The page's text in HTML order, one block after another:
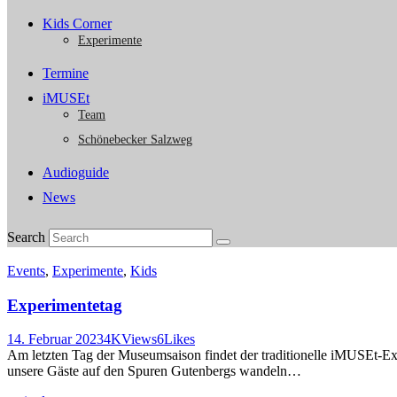
Kids Corner
Experimente
Termine
iMUSEt
Team
Schönebecker Salzweg
Audioguide
News
Search
Events, Experimente, Kids
Experimentetag
14. Februar 20234KViews6Likes
Am letzten Tag der Museumsaison findet der traditionelle iMUSEt-
unsere Gäste auf den Spuren Gutenbergs wandeln…